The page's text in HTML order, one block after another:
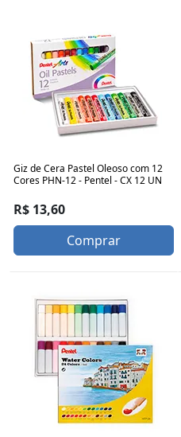
Giz de Cera Pastel Oleoso com 12
Cores PHN-12 - Pentel - CX 12 UN
R$ 13,60
Comprar